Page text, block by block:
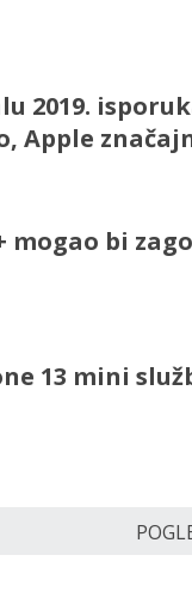
2019.
Apple
mogao bi
13 mini